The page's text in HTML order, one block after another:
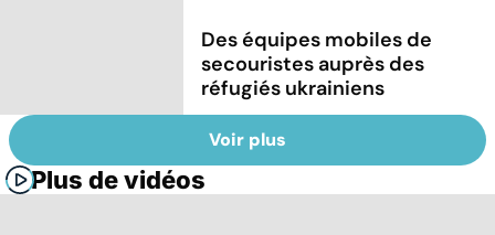
Des équipes mobiles de
secouristes auprès des
réfugiés ukrainiens
Voir plus
Plus de vidéos